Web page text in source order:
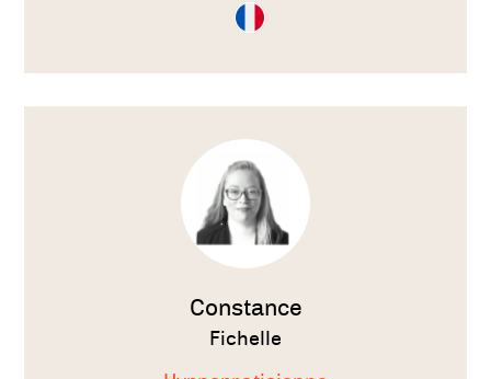
Consultation
en
Voir
Constance
Fichelle